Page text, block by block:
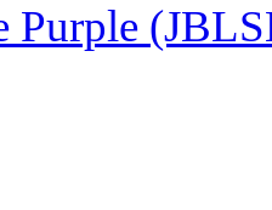
Purple